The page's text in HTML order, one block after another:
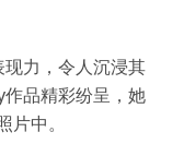
力，令人沉浸其
品精彩纷呈，她
中。